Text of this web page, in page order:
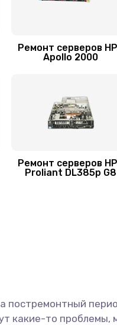
Ремонт серверов
Apollo 2000
Ремонт серверов
Proliant DL385p G8
постремонтный
какие-то проблемы,